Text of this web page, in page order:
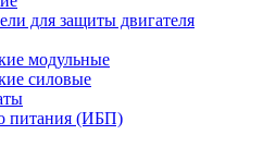
для защиты двигателя
модульные
силовые
питания (ИБП)